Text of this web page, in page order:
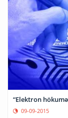
“Elektron
09-09-2015